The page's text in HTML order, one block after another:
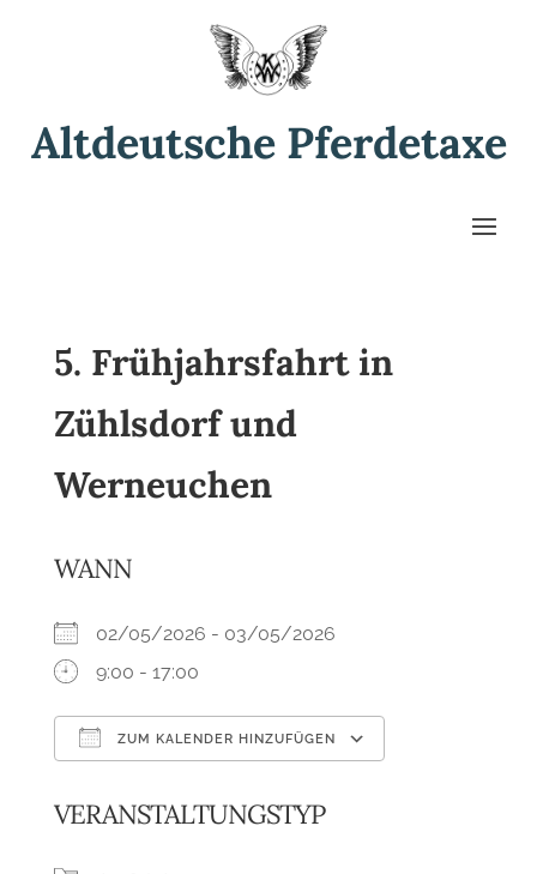
Altdeutsche Pferdetaxe
5. Frühjahrsfahrt in
Zühlsdorf und
Werneuchen
WANN
02/05/2026 - 03/05/2026
9:00 - 17:00
ZUM KALENDER HINZUFÜGEN
VERANSTALTUNGSTYP